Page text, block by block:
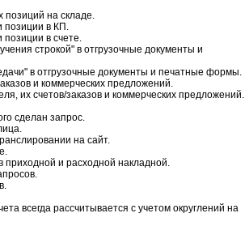
позиций на складе.
позиции в КП.
в счете.
строкой" в отгрузочные документы и
в отгрузочные документы и печатные формы.
и коммерческих предложений.
их счетов/заказов и коммерческих предложений.
сделан запрос.
на сайт.
и расходной накладной.
всегда рассчитывается с учетом округлений на